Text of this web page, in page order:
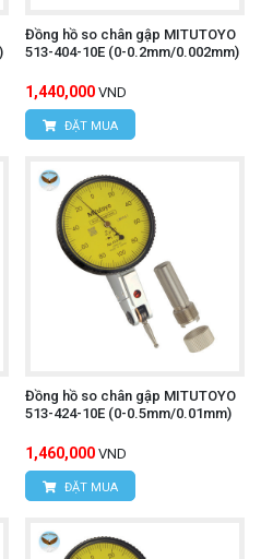
Đồng hồ so chân gập MITUTOYO
513-404-10E (0-0.2mm/0.002mm)
1,440,000 VND
ĐẶT MUA
Đồng hồ so chân gập MITUTOYO
513-424-10E (0-0.5mm/0.01mm)
1,460,000 VND
ĐẶT MUA